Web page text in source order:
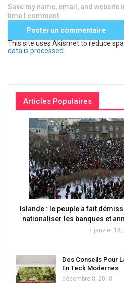
Save my name, email, and website
time I comment.
This site uses Akismet to reduce
data is processed
Articles Populaires
Islande : le peuple a fait
nationaliser les banques et
janvier 18,
Des Conseils Pour
En Teck Modernes
décembre 8, 2018